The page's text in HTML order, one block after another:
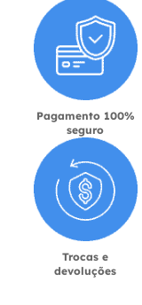
Pagamento 100%
seguro
Trocas e
devoluções